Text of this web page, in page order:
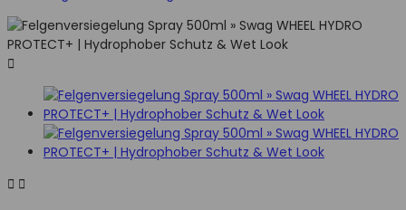

 